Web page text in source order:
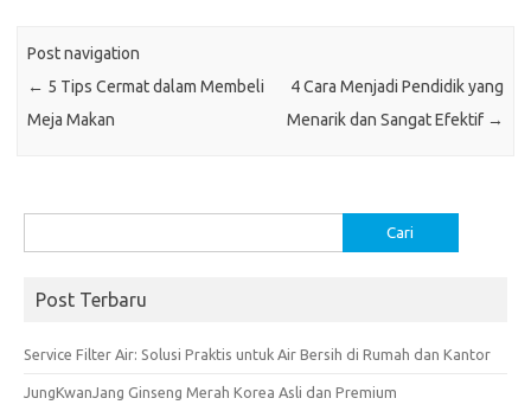
o
k
p
Post navigation
← 5 Tips Cermat dalam Membeli
Meja Makan
4 Cara Menjadi Pendidik yang
Menarik dan Sangat Efektif →
untuk:
Post Terbaru
Service Filter Air: Solusi Praktis untuk Air Bersih di Rumah dan Kantor
JungKwanJang Ginseng Merah Korea Asli dan Premium